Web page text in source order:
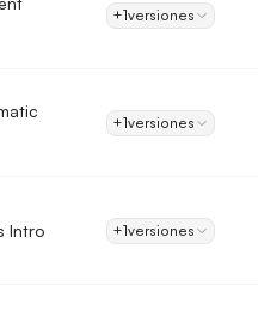
+1versiones
+1versiones
Intro +1versiones